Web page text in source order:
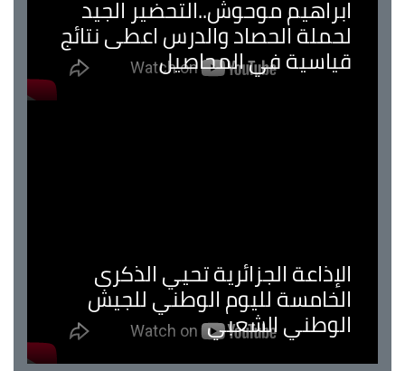
ابراهيم موحوش..التحضير الجيد
لحملة الحصاد والدرس اعطى نتائج
قياسية في المحاصيل
الإذاعة الجزائرية تحيي الذكرى
الخامسة لليوم الوطني للجيش
الوطني الشعبي